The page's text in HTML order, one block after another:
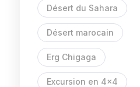
Désert du Sahara
Désert marocain
Erg Chigaga
Excursion en 4x4